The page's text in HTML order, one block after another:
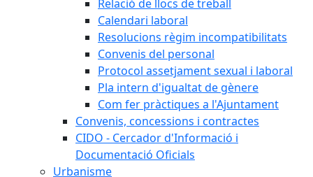
Relació de llocs de treball
Calendari laboral
Resolucions règim incompatibilitats
Convenis del personal
Protocol assetjament sexual i laboral
Pla intern d'igualtat de gènere
Com fer pràctiques a l'Ajuntament
Convenis, concessions i contractes
CIDO - Cercador d'Informació i
Documentació Oficials
Urbanisme